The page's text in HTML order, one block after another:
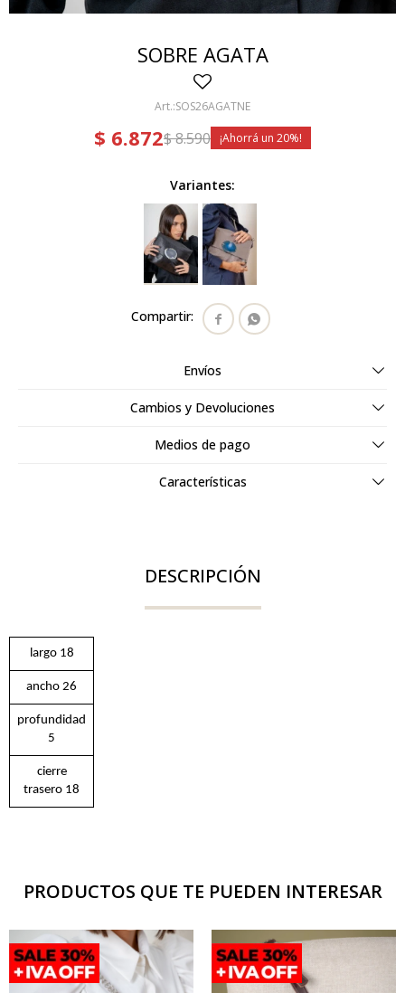
SOBRE AGATA
SOS26AGATNE
$ 6.872$8.590 20
Variantes:
 
Envíos
Cambios y Devoluciones
Medios de pago
Características
DESCRIPCIÓN
largo 18
ancho 26
profundidad
5
cierre
trasero 18
PRODUCTOS QUE TE PUEDEN INTERESAR